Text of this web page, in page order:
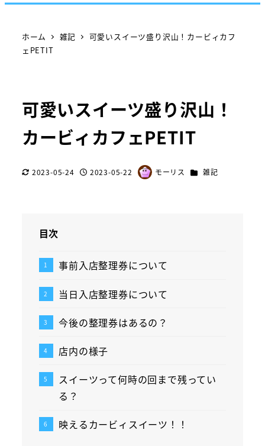
ホーム 雑記
可愛いスイーツ盛り沢山！カービィカフ
ェPETIT
可愛いスイーツ盛り沢山！
カービィカフェPETIT
更新日
2023-05-24
投稿日
2023-05-22
著
モーリス カテゴリー
雑記
目次
事前入店整理券について
当日入店整理券について
今後の整理券はあるの？
店内の様子
スイーツって何時の回まで残ってい
る？
映えるカービィスイーツ！！